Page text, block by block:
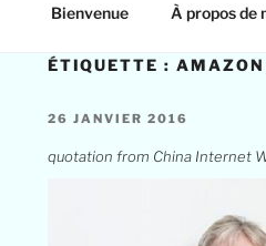
Bienvenue À propos de
ÉTIQUETTE :AMAZON
PUBLIÉ
26 JANVIER 2016
quotation from China Internet